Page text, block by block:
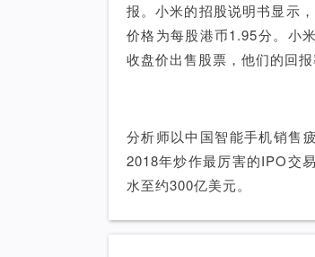
报。小米的招股说明书显示
价格为每股港币1.95分。小
收盘价出售股票，他们的回
分析师以中国智能手机销售
2018年炒作最厉害的IPO交
水至约300亿美元。